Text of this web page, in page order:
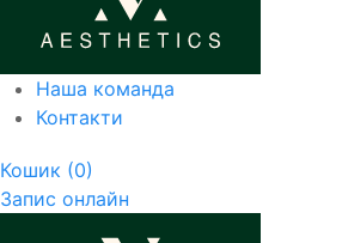
Наша команда
Контакти
Кошик (0)
Запис онлайн